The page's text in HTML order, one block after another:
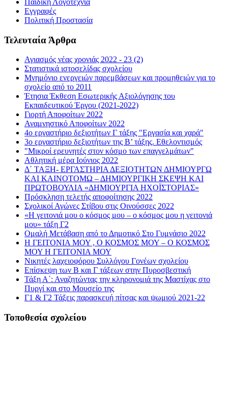
Εγγραφές
Πολιτική Προστασία
Τελευταία Άρθρα
Αγιασμός νέας χρονιάς 2022 - 23 (2)
Στατιστικά ιστοσελίδας σχολείου
Μνημόνιο ενεργειών παρεμβάσεων και προμηθειών για το
σχολείο από το 2011
Έτησια Έκθεση Εσωτερικής Αξιολόγησης του
Εκπαιδευτικού Έργου (2021-2022)
Γιορτή Αποφοίτων 2022
Αναμνηστικό Αποφοίτων 2022
4ο εργαστήριο δεξιοτήτων Γ τάξης "Εργασία και χαρά"
3ο εργαστήριο δεξιοτήτων της Β’ τάξης. Εθελοντισμός
"Μικροί ερευνητές στον κόσμο των επαγγελμάτων"
Αθλητική μέρα Ιούνιος 2022
Δ΄ ΤΑΞΗ- ΕΡΓΑΣΤΗΡΙΑ ΔΕΞΙΟΤΗΤΩΝ ΔΗΜΙΟΥΡΓΩ
ΚΑΙ ΚΑΙΝΟΤΟΜΩ – ΔΗΜΙΟΥΡΓΙΚΗ ΣΚΕΨΗ ΚΑΙ
ΠΡΩΤΟΒΟΥΛΙΑ «ΔΗΜΙΟΥΡΓΙΑ ΗΧΟΪΣΤΟΡΙΑΣ»
Πρόσκληση τελετής αποφοίτησης 2022
Σχολικοί Αγώνες Στίβου στις Οινούσσες 2022
«Η γειτονιά μου ο κόσμος μου – ο κόσμος μου η γειτονιά
μου» τάξη Γ2
Ομαλή Μετάβαση από το Δημοτικό Στο Γυμνάσιο 2022
Η ΓΕΙΤΟΝΙΑ ΜΟΥ , Ο ΚΟΣΜΟΣ ΜΟΥ – Ο ΚΟΣΜΟΣ
ΜΟΥ Η ΓΕΙΤΟΝΙΑ ΜΟΥ
Νικητές λαχειοφόρου Συλλόγου Γονέων σχολείου
Επίσκεψη των Β και Γ τάξεων στην Πυροσβεστική
Τάξη Α΄: Αναζητώντας την κληρονομιά της Μαστίχας στο
Πυργί και στο Μουσείο της
Γ1 & Γ2 Τάξεις παρασκευή πίτσας και ψωμιού 2021-22
Τοποθεσία σχολείου